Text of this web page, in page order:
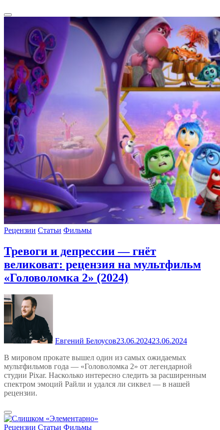
Рецензии Статьи Фильмы
Тревоги и депрессии — гнёт
великоват: рецензия на мультфильм
«Головоломка 2» (2024)
Евгений Белоусов23.06.202423.06.2024
В мировом прокате вышел один из самых ожидаемых
мультфильмов года — «Головоломка 2» от легендарной
студии Pixar. Насколько интересно следить за расширенным
спектром эмоций Райли и удался ли сиквел — в нашей
рецензии.
Рецензии Статьи Фильмы